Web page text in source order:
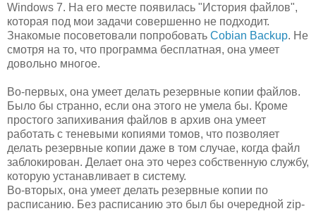
Windows 7. На его месте появилась "История файлов",
которая под мои задачи совершенно не подходит.
Знакомые посоветовали попробовать Cobian Backup. Не
смотря на то, что программа бесплатная, она умеет
довольно многое.
Во-первых, она умеет делать резервные копии файлов.
Было бы странно, если она этого не умела бы. Кроме
простого запихивания файлов в архив она умеет
работать с теневыми копиями томов, что позволяет
делать резервные копии даже в том случае, когда файл
заблокирован. Делает она это через собственную службу,
которую устанавливает в систему.
Во-вторых, она умеет делать резервные копии по
расписанию. Без расписанию это был бы очередной zip-